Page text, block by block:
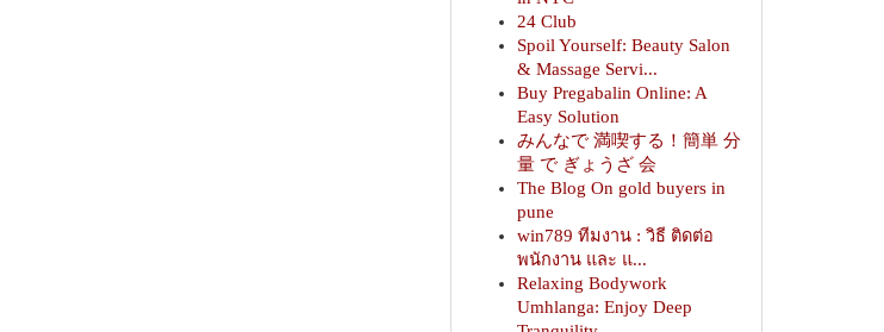
24 Club
Spoil Yourself: Beauty Salon
& Massage Servi...
Buy Pregabalin Online: A
Easy Solution
みんなで 満喫する！簡単 分
量 で ぎょうざ 会
The Blog On gold buyers in
pune
win789 ทีมงาน : วิธี ติดต่อ
พนักงาน และ แ...
Relaxing Bodywork
Umhlanga: Enjoy Deep